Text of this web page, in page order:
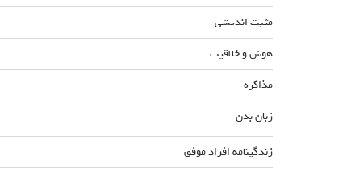
مثبت اندیشی
هوش و خلاقیت
مذاکره
زبان بدن
زندگینامه افراد موفق